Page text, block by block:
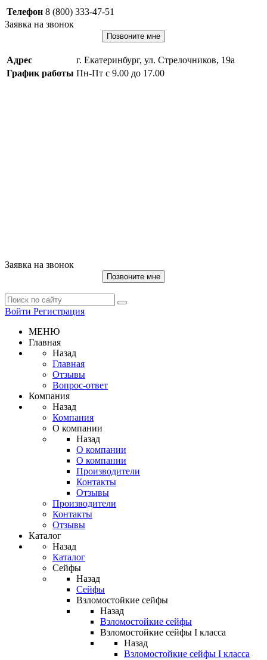
Телефон 8 (800) 333-47-51
Заявка на звонок
Позвоните мне
Адрес
г. Екатеринбург, ул. Стрелочников, 19а
График работы Пн-Пт с 9.00 до 17.00
Заявка на звонок
Позвоните мне
Войти Регистрация
МЕНЮ
Главная
Назад
Главная
Отзывы
Вопрос-ответ
Компания
Назад
Компания
О компании
Назад
О компании
О компании
Производители
Контакты
Отзывы
Производители
Контакты
Отзывы
Каталог
Назад
Каталог
Сейфы
Назад
Сейфы
Взломостойкие сейфы
Назад
Взломостойкие сейфы
Взломостойкие сейфы I класса
Назад
Взломостойкие сейфы I класса